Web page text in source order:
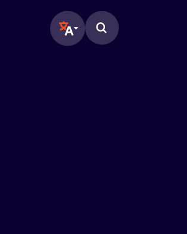
Translate page to another
Zoeken op de pagina.